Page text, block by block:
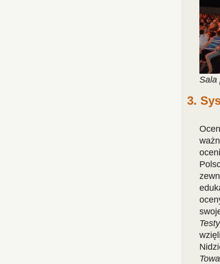
Sala
3.